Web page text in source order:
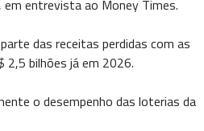
entrevista ao Money Times.
das receitas perdidas com as
2,5 bilhões já em 2026.
o desempenho das loterias da